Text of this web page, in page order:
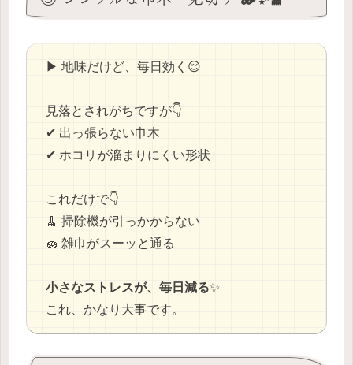
▶ 地味だけど、毎日効く😌
見落とされがちですが👇
✔ 出っ張らない巾木
✔ ホコリが溜まりにくい形状
これだけで👇
🧹 掃除機が引っかからない
🧽 雑巾がスーッと通る
小さなストレスが、毎日減る✨
これ、かなり大事です。